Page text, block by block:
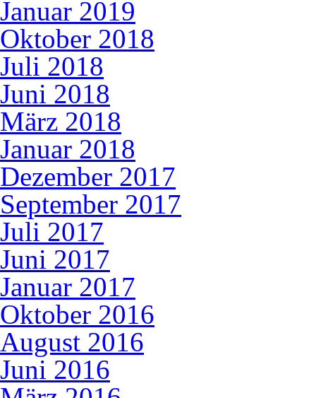
Januar 2019
Oktober 2018
Juli 2018
Juni 2018
März 2018
Januar 2018
Dezember 2017
September 2017
Juli 2017
Juni 2017
Januar 2017
Oktober 2016
August 2016
Juni 2016